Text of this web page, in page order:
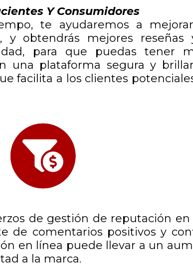
Y Consumidores
te ayudaremos a
y obtendrás mejores reseñas
para que puedas tener
una plataforma segura y
facilita a los clientes
de gestión de reputación
de comentarios positivos y
en línea puede llevar a un
a la marca.